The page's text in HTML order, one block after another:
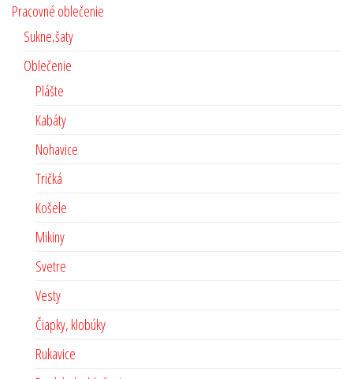
Pracovné oblečenie
Sukne,šaty
Oblečenie
Plášte
Kabáty
Nohavice
Tričká
Košele
Mikiny
Svetre
Vesty
Čiapky, klobúky
Rukavice